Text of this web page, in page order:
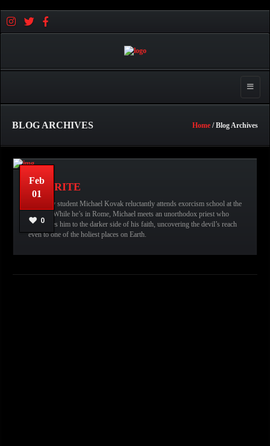
Toggle
BLOG ARCHIVES Home / Blog Archives
Feb
01
0
THE RITE
Seminary student Michael Kovak reluctantly attends exorcism school at the
Vatican. While he’s in Rome, Michael meets an unorthodox priest who
introduces him to the darker side of his faith, uncovering the devil’s reach
even to one of the holiest places on Earth.
عبدالله قاسم No comments